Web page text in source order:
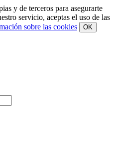
y de terceros para asegurarte
servicio, aceptas el uso de las
sobre las cookies OK